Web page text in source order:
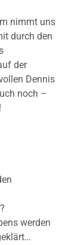
nimmt uns
durch den
der
Dennis
noch –
werden